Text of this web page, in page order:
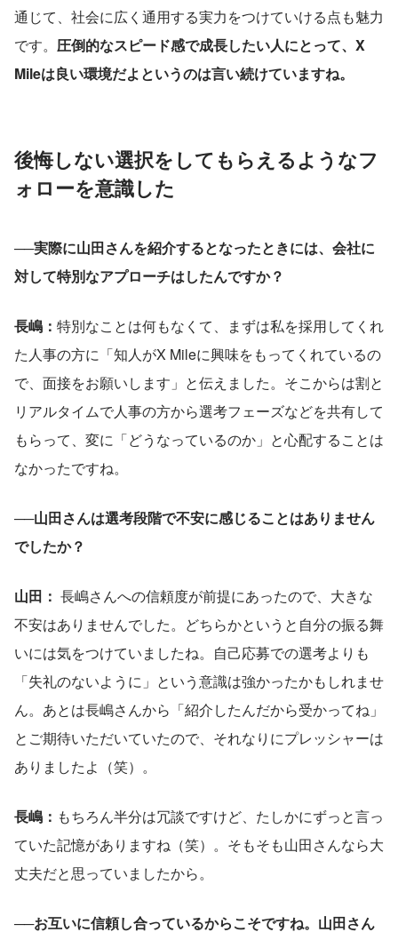
通じて、社会に広く通用する実力をつけていける点も魅力
です。 圧倒的なスピード感で成長したい人にとって、X
Mileは良い環境だよというのは言い続けていますね。
後悔しない選択をしてもらえるようなフ
ォローを意識した
──実際に山田さんを紹介するとなったときには、会社に
対して特別なアプローチはしたんですか？
長嶋： 特別なことは何もなくて、まずは私を採用してくれ
た人事の方に「知人がX Mileに興味をもってくれているの
で、面接をお願いします」と伝えました。そこからは割と
リアルタイムで人事の方から選考フェーズなどを共有して
もらって、変に「どうなっているのか」と心配することは
なかったですね。
──山田さんは選考段階で不安に感じることはありません
でしたか？
山田： 長嶋さんへの信頼度が前提にあったので、大きな
不安はありませんでした。どちらかというと自分の振る舞
いには気をつけていましたね。自己応募での選考よりも
「失礼のないように」という意識は強かったかもしれませ
ん。あとは長嶋さんから「紹介したんだから受かってね」
とご期待いただいていたので、それなりにプレッシャーは
ありましたよ（笑）。
長嶋： もちろん半分は冗談ですけど、たしかにずっと言っ
ていた記憶がありますね（笑）。そもそも山田さんなら大
丈夫だと思っていましたから。
──お互いに信頼し合っているからこそですね。山田さん